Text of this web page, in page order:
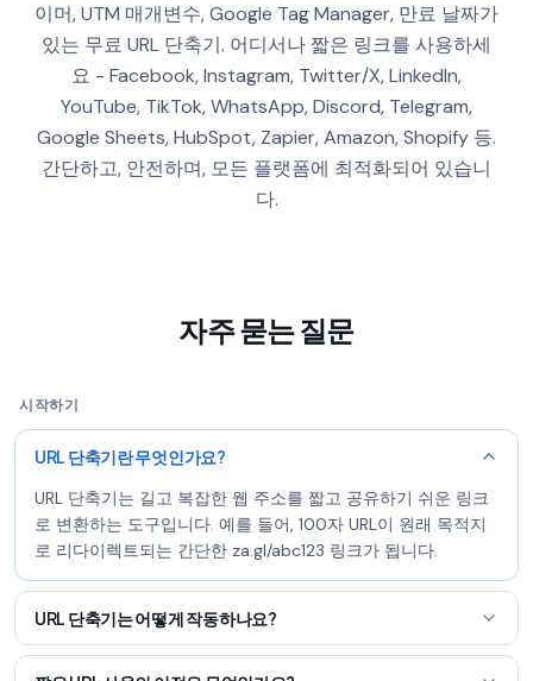
이머, UTM 매개변수, Google Tag Manager, 만료 날짜가
있는 무료 URL 단축기. 어디서나 짧은 링크를 사용하세
요 - Facebook, Instagram, Twitter/X, LinkedIn,
YouTube, TikTok, WhatsApp, Discord, Telegram,
Google Sheets, HubSpot, Zapier, Amazon, Shopify 등.
간단하고, 안전하며, 모든 플랫폼에 최적화되어 있습니
다.
자주 묻는 질문
시작하기
URL 단축기란 무엇인가요?
URL 단축기는 길고 복잡한 웹 주소를 짧고 공유하기 쉬운 링크
로 변환하는 도구입니다. 예를 들어, 100자 URL이 원래 목적지
로 리다이렉트되는 간단한 za.gl/abc123 링크가 됩니다.
URL 단축기는 어떻게 작동하나요?